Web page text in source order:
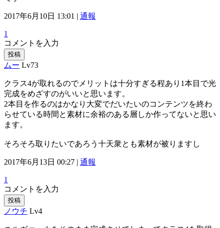
2017年6月10日 13:01 | 通報
1
コメントを入力
投稿
ムー Lv73
クラス4が取れるのでメリットは十分すぎる程あり1本目で光
完成をめざすのがいいと思います。
2本目を作るのはかなり大変でだいたいのコンテンツを終わ
らせている時間と素材に余裕のある層しか作ってないと思い
ます。
そろそろ取りたいであろう十天衆とも素材が被りますし
2017年6月13日 00:27 | 通報
1
コメントを入力
投稿
ノウチ Lv4